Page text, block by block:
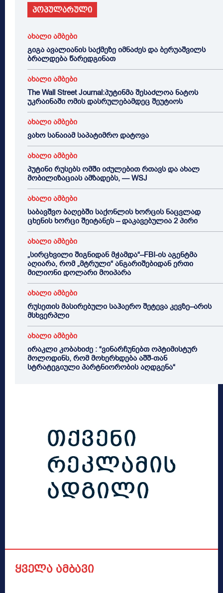
პოპულარული
ახალი ამბები
გიგა ავალიანის საქმეზე იმნაძეს და ბერუაშვილს
ბრალდება წარედგინათ
ახალი ამბები
The Wall Street Journal:პუტინმა შესაძლოა ნატოს
უკრაინაში ომის დასრულებამდეც შეუტიოს
ახალი ამბები
ვახო სანაიამ საპატიმრო დატოვა
ახალი ამბები
პუტინი რუსებს ომში იძულებით რთავს და ახალ
მობილიზაციას ამზადებს, — WSJ
ახალი ამბები
საბავშვო ბაღებში საქონლის ხორცის ნაცვლად
ცხენის ხორცი შეიტანეს – დაკავებულია 2 პირი
ახალი ამბები
„სირცხვილი შიგნიდან მჭამდა“–FBI-ის აგენტმა
აღიარა, რომ „მტრული“ ანგარიშებიდან ერთი
მილიონი დოლარი მოიპარა
ახალი ამბები
რუსეთის მასირებული საჰაერო შეტევა კევზე–არის
მსხვერპლი
ახალი ამბები
ირაკლი კობახიძე : “ვინარჩუნებთ ოპტიმისტურ
მოლოდინს, რომ მოხერხდება აშშ-თან
სტრატეგიული პარტნიორობის აღდგენა“
ყველა ამბავი